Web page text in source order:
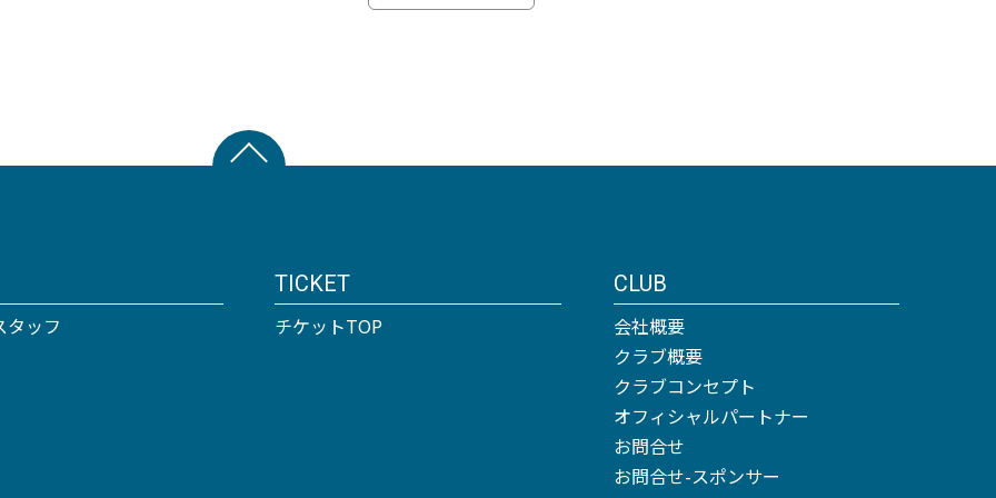
タッフ
TICKET
チケットTOP
CLUB
会社概要
クラブ概要
クラブコンセプト
オフィシャルパートナー
お問合せ
お問合せ-スポンサー